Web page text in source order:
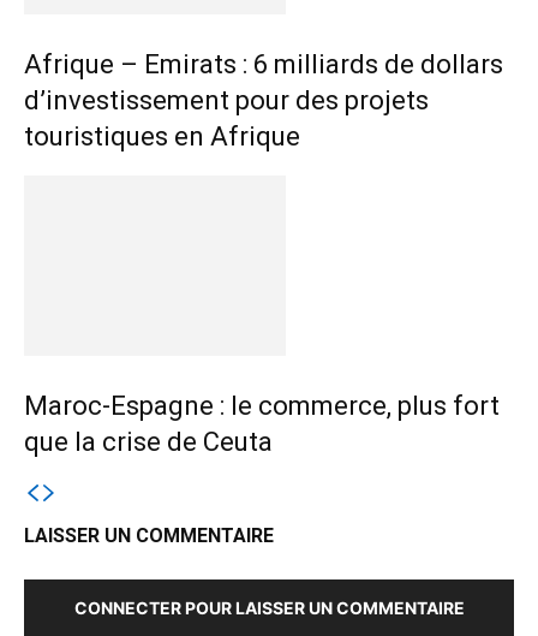
Afrique – Emirats : 6 milliards de dollars
d’investissement pour des projets
touristiques en Afrique
Maroc-Espagne : le commerce, plus fort
que la crise de Ceuta
LAISSER UN COMMENTAIRE
CONNECTER POUR LAISSER UN COMMENTAIRE